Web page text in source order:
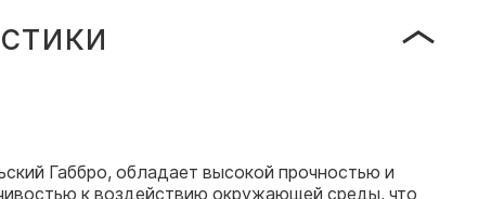
Габбро, обладает высокой прочностью и
к воздействию окружающей среды, что